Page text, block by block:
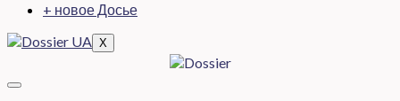
+ новое Досье
X